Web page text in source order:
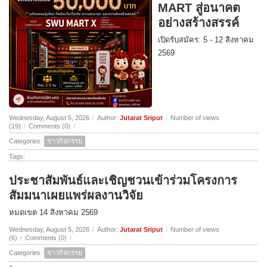
MART สู่อนาคต
อย่างสร้างสรรค์
เปิดรับสมัคร: 5 - 12 สิงหาคม
2569
Wednesday, August 5, 2026 / Author: Jutarat Sriput / Number of views
(19) / Comments (0) /
Categories: ข่าวกิจกรรม
Tags:
ประชาสัมพันธ์และเชิญชวนเข้าร่วมโครงการ
สัมมนาเผยแพร่ผลงานวิจัย
หมดเขต 14 สิงหาคม 2569
Wednesday, August 5, 2026 / Author: Jutarat Sriput / Number of views
(6) / Comments (0) /
Categories: ข่าวกิจกรรม